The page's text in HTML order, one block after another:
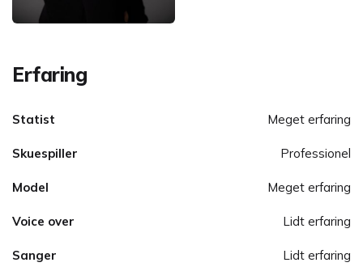
Erfaring
Statist Meget erfaring
Skuespiller Professionel
Model Meget erfaring
Voice over Lidt erfaring
Sanger Lidt erfaring